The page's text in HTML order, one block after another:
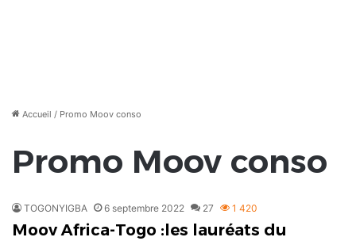
Accueil / Promo Moov conso
Promo Moov conso
TOGONYIGBA 6 septembre 2022 27 1 420
Moov Africa-Togo :les lauréats du